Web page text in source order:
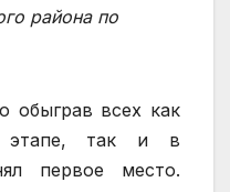
района по
обыграв всех как
этапе, так и в
первое место.